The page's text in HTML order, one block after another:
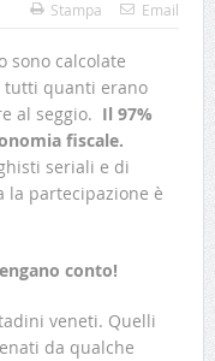
Stampa
Email
sono calcolate
tutti quanti erano
al seggio. Il 97%
fiscale.
seriali e di
la partecipazione è
conto!
veneti. Quelli
da qualche